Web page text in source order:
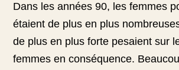
Dans les années 90, les femmes
étaient de plus en plus
de plus en plus forte pesaient sur
femmes en conséquence.